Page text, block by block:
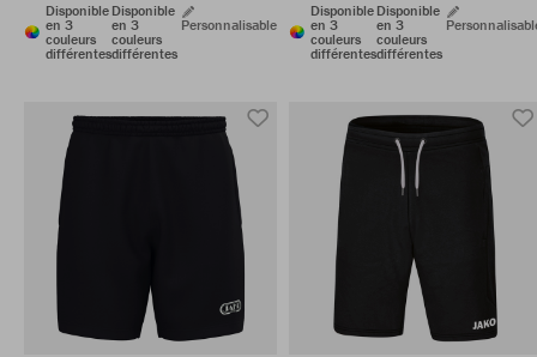
Disponible
en 3
couleurs
différentes
Disponible
en 3
couleurs
différentes
Personnalisable
Disponible
en 3
couleurs
différentes
Disponible
en 3
couleurs
différentes